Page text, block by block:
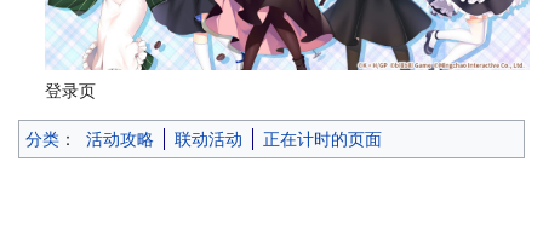
登录页
分类 ： 活动攻略 联动活动 正在计时的页面